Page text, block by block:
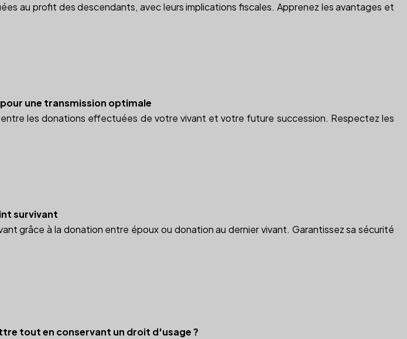
au profit des descendants, avec leurs implications fiscales. Apprenez les avantages et
une transmission optimale
les donations effectuées de votre vivant et votre future succession. Respectez les
survivant
grâce à la donation entre époux ou donation au dernier vivant. Garantissez sa sécurité
tout en conservant un droit d'usage ?